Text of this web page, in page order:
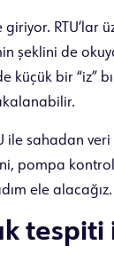
giriyor. RTU’lar
şeklini de
küçük bir “iz”
ile sahadan
pompa
ele alacağız.
tespiti